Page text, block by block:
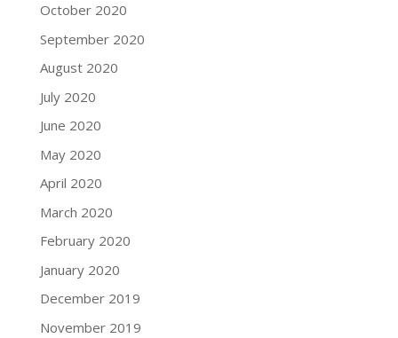
October 2020
September 2020
August 2020
July 2020
June 2020
May 2020
April 2020
March 2020
February 2020
January 2020
December 2019
November 2019